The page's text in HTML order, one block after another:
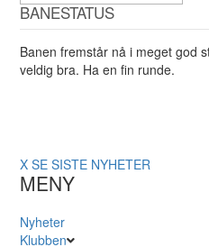
BANESTATUS
Banen fremstår nå i meget god
veldig bra. Ha en fin runde.
X SE SISTE NYHETER
MENY
Nyheter
Klubben